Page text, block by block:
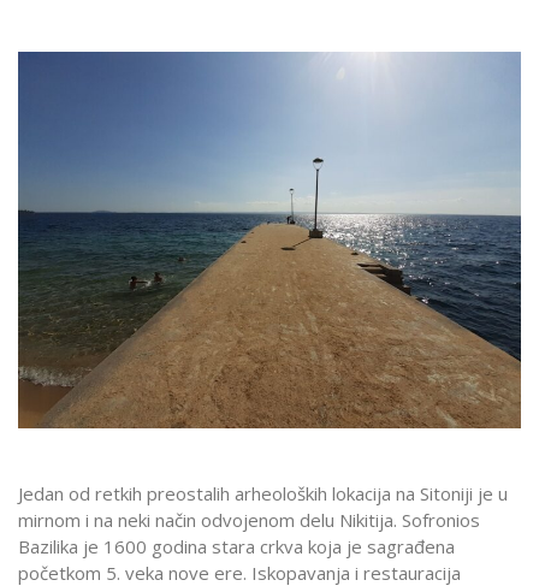
Jedan od retkih preostalih arheoloških lokacija na Sitoniji je u
mirnom i na neki način odvojenom delu Nikitija. Sofronios
Bazilika je 1600 godina stara crkva koja je sagrađena
početkom 5. veka nove ere. Iskopavanja i restauracija